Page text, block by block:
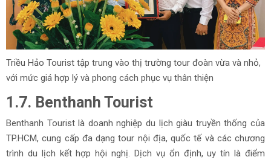
Triều Hảo Tourist tập trung vào thị trường tour đoàn vừa và nhỏ,
với mức giá hợp lý và phong cách phục vụ thân thiện
1.7. Benthanh Tourist
Benthanh Tourist là doanh nghiệp du lịch giàu truyền thống của
TP.HCM, cung cấp đa dạng tour nội địa, quốc tế và các chương
trình du lịch kết hợp hội nghị. Dịch vụ ổn định, uy tín là điểm